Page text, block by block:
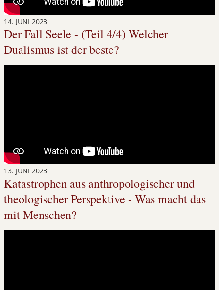
14. JUNI 2023
Der Fall Seele - (Teil 4/4) Welcher
Dualismus ist der beste?
13. JUNI 2023
Katastrophen aus anthropologischer und
theologischer Perspektive - Was macht das
mit Menschen?